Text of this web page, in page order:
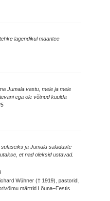
lagendikul maantee
Jumala vastu, meie ja meie
ega ole võtnud kuulda
ja Jumala saladuste
et nad oleksid ustavad.
Wühner († 1919), pastorid,
märtrid Lõuna–Eestis